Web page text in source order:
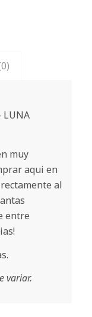
LUNA
muy
aqui en
al
entre
variar.